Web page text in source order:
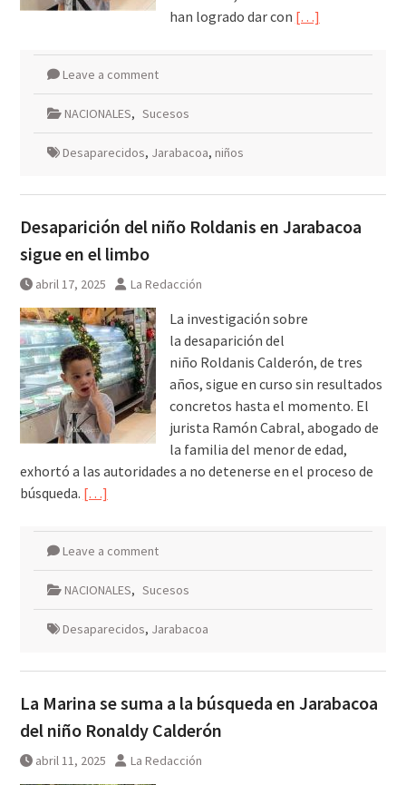
han logrado dar con […]
Leave a comment
NACIONALES, Sucesos
Desaparecidos, Jarabacoa, niños
Desaparición del niño Roldanis en Jarabacoa
sigue en el limbo
abril 17, 2025 La Redacción
La investigación sobre
la desaparición del
niño Roldanis Calderón, de tres
años, sigue en curso sin resultados
concretos hasta el momento. El
jurista Ramón Cabral, abogado de
la familia del menor de edad,
exhortó a las autoridades a no detenerse en el proceso de
búsqueda. […]
Leave a comment
NACIONALES, Sucesos
Desaparecidos, Jarabacoa
La Marina se suma a la búsqueda en Jarabacoa
del niño Ronaldy Calderón
abril 11, 2025 La Redacción